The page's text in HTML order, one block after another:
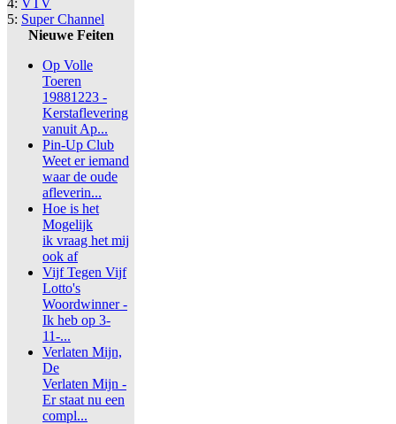
4: VTV
5: Super Channel
Nieuwe Feiten
Op Volle
Toeren
19881223 -
Kerstaflevering
vanuit Ap...
Pin-Up Club
Weet er iemand
waar de oude
afleverin...
Hoe is het
Mogelijk
ik vraag het mij
ook af
Vijf Tegen Vijf
Lotto's
Woordwinner -
Ik heb op 3-
11-...
Verlaten Mijn,
De
Verlaten Mijn -
Er staat nu een
compl...